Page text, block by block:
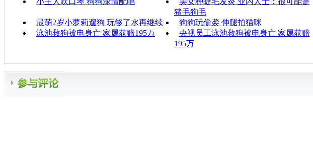
猪毛狗毛
最萌2岁小萝莉遛狗 玩够了水再继续
狗狗玩偷袭 伸腿拍猫咪
泳池救狗被电身亡 家属获赔195万
央视员工泳池救狗被电身亡 家属获赔
195万